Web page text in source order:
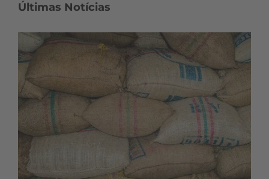
Últimas Notícias